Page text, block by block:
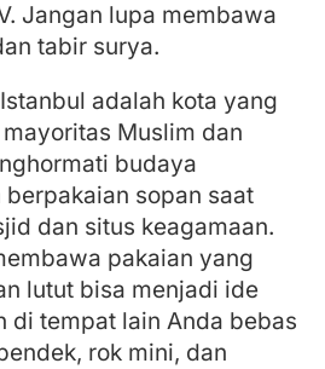
Jangan lupa membawa
tabir surya.
adalah kota yang
Muslim dan
budaya
sopan saat
dan situs keagamaan.
pakaian yang
lutut bisa menjadi ide
di tempat lain Anda bebas
rok mini, dan